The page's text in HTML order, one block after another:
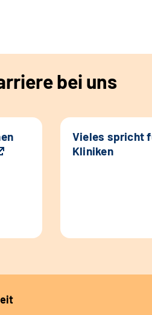
bei uns
Vieles spricht
Kliniken